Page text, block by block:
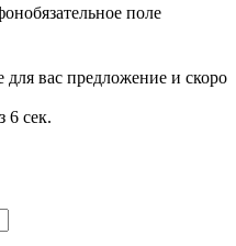
обязательное поле
вас предложение и скоро
6 сек.